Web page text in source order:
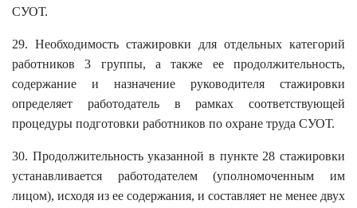
СУОТ.
29. Необходимость стажировки для отдельных категорий
работников 3 группы, а также ее продолжительность,
содержание и назначение руководителя стажировки
определяет работодатель в рамках соответствующей
процедуры подготовки работников по охране труда СУОТ.
30. Продолжительность указанной в пункте 28 стажировки
устанавливается работодателем (уполномоченным им
лицом), исходя из ее содержания, и составляет не менее двух